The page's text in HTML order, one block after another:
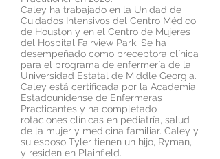
Caley ha trabajado en la Unidad de
Cuidados Intensivos del Centro Médico
de Houston y en el Centro de Mujeres
del Hospital Fairview Park. Se ha
desempeñado como preceptora clínica
para el programa de enfermería de la
Universidad Estatal de Middle Georgia.
Caley está certificada por la Academia
Estadounidense de Enfermeras
Practicantes y ha completado
rotaciones clínicas en pediatría, salud
de la mujer y medicina familiar. Caley y
su esposo Tyler tienen un hijo, Ryman,
y residen en Plainfield.